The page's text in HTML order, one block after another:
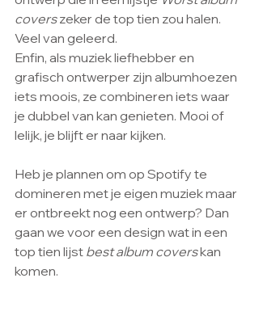
covers zeker de top tien zou halen.
Veel van geleerd.
Enfin, als muziek liefhebber en
grafisch ontwerper zijn albumhoezen
iets moois, ze combineren iets waar
je dubbel van kan genieten. Mooi of
lelijk, je blijft er naar kijken.
Heb je plannen om op Spotify te
domineren met je eigen muziek maar
er ontbreekt nog een ontwerp? Dan
gaan we voor een design wat in een
top tien lijst best album covers kan
komen.